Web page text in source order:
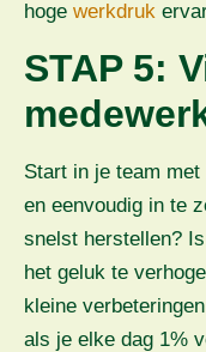
hoge werkdruk
STAP 5:
Start in je team
en eenvoudig in te
snelst herstellen?
het geluk te
kleine
als je elke dag 1%